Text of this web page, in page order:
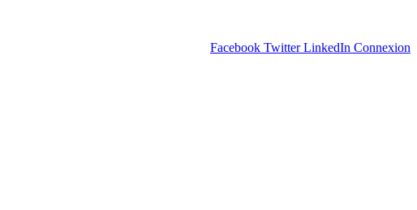
Facebook Twitter LinkedIn Connexion